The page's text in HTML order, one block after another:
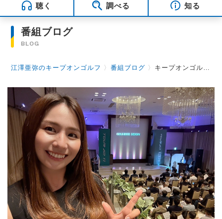
聴く 調べる 知る
番組ブログ
BLOG
江澤亜弥のキープオンゴルフ 〉番組ブログ 〉 キープオンゴルフ第71回